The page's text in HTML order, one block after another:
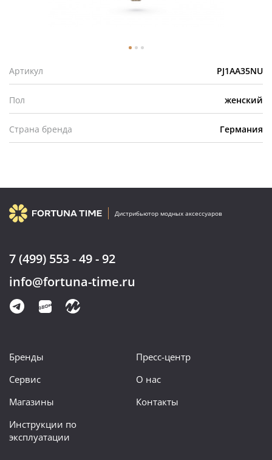
Артикул PJ1AA35NU
Пол женский
Страна бренда Германия
Дистрибьютор модных аксессуаров
7 (499) 553 - 49 - 92
info@fortuna-time.ru
Бренды
Пресс-центр
Сервис
О нас
Магазины
Контакты
Инструкции по
эксплуатации